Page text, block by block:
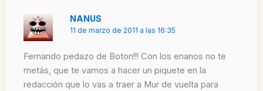
NANUS
11 de marzo de 2011 a las 16:35
Fernando pedazo de Boton!!! Con los enanos no te
metás, que te vamos a hacer un piquete en la
redacción que lo vas a traer a Mur de vuelta para